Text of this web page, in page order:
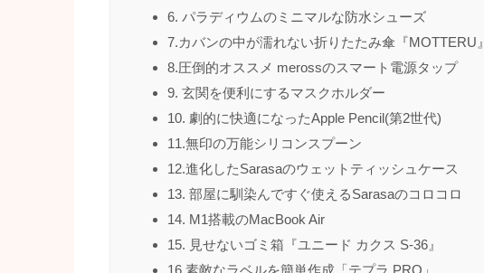
6. パラディウムのミニマルな防水シューズ
7.カバンの中が濡れない折りたたみ傘『MOTTERU』
8.圧倒的オススメ merossのスマート電源タップ
9. 玄関を便利にするマスクホルダー
10. 劇的に快適になったApple Pencil(第2世代)
11.無印の万能シリコンスプーン
12.進化したSarasaのウェットティッシュケース
13. 部屋に馴染んですぐ使えるSarasaのコロコロ
14. M1搭載のMacBook Air
15. 見せないゴミ箱『ユニード カクス S-36』
16.素敵なラベルを簡単作成「テプラ PRO」